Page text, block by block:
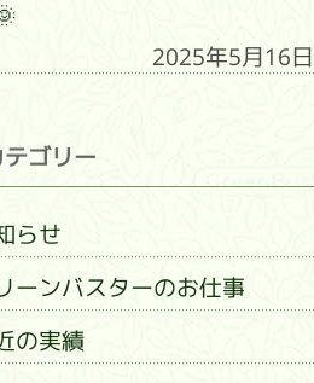
2025年5月16日
テゴリー
らせ
ーンバスターのお仕事
の実績